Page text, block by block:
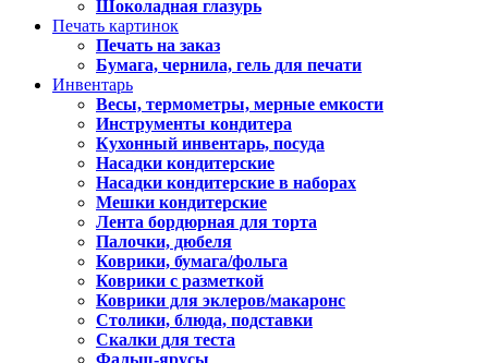
Шоколадная глазурь
Печать картинок
Печать на заказ
Бумага, чернила, гель для печати
Инвентарь
Весы, термометры, мерные емкости
Инструменты кондитера
Кухонный инвентарь, посуда
Насадки кондитерские
Насадки кондитерские в наборах
Мешки кондитерские
Лента бордюрная для торта
Палочки, дюбеля
Коврики, бумага/фольга
Коврики с разметкой
Коврики для эклеров/макаронс
Столики, блюда, подставки
Скалки для теста
Фальш-ярусы